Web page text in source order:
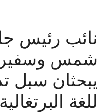
نائب رئيس
شمس وسفيرة
يبحثان سبل
للغة